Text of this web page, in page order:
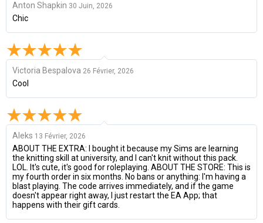
Anton Shapkin 30 Juin, 2026
Chic
Victoria Bespalova 26 Février, 2026
Cool
Aleks 13 Février, 2026
ABOUT THE EXTRA: I bought it because my Sims are learning
the knitting skill at university, and I can't knit without this pack.
LOL. It's cute, it's good for roleplaying. ABOUT THE STORE: This is
my fourth order in six months. No bans or anything: I'm having a
blast playing. The code arrives immediately, and if the game
doesn't appear right away, I just restart the EA App; that
happens with their gift cards.